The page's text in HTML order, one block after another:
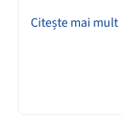
Citește mai mult